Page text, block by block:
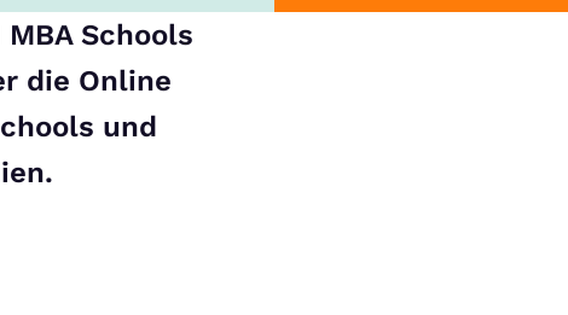
Schools
die Online
und